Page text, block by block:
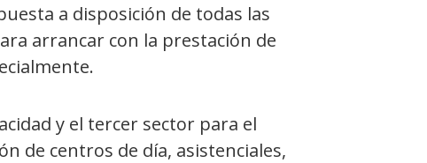
a disposición de todas las
arrancar con la prestación de
y el tercer sector para el
de centros de día, asistenciales,